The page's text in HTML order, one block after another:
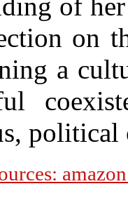
on
a
political